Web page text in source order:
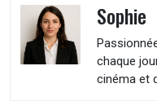
Sophie
chaque
cinéma et